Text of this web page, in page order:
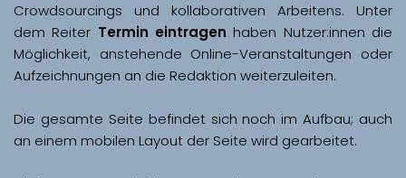
Crowdsourcings und kollaborativen Arbeitens. Unter
dem Reiter Termin eintragen haben Nutzer:innen die
Möglichkeit, anstehende Online-Veranstaltungen oder
Aufzeichnungen an die Redaktion weiterzuleiten.
Die gesamte Seite befindet sich noch im Aufbau; auch